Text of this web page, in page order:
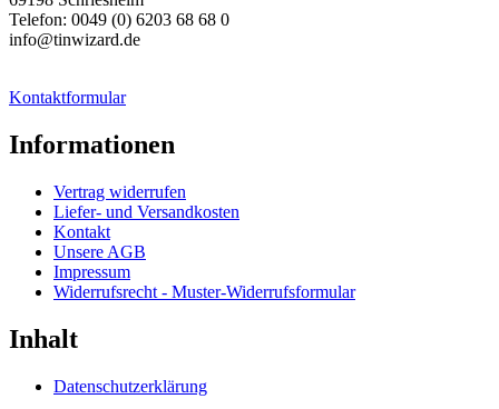
Telefon: 0049 (0) 6203 68 68 0
info@tinwizard.de
Kontaktformular
Informationen
Vertrag widerrufen
Liefer- und Versandkosten
Kontakt
Unsere AGB
Impressum
Widerrufsrecht - Muster-Widerrufsformular
Inhalt
Datenschutzerklärung